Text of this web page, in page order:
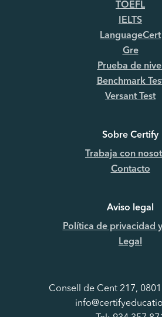
TOEFL
IELTS
LanguageCert
Gre
Prueba de nivel
Benchmark
Versant Test
Sobre Certify
Trabaja con
Contacto
Aviso legal
Política de privacidad
Legal
Consell de Cent 217,